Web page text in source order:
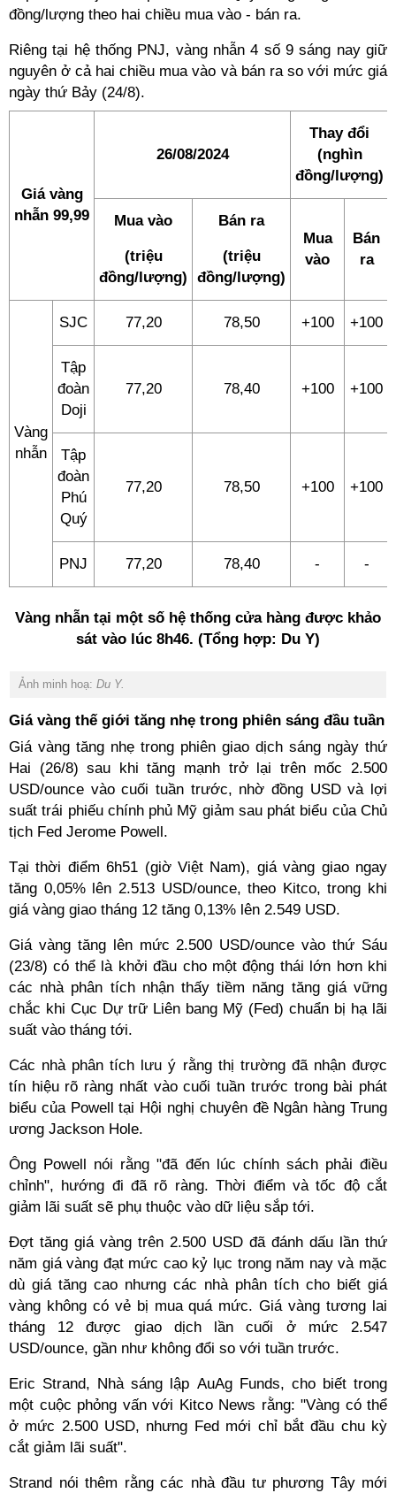
đồng/lượng theo hai chiều mua vào - bán ra.
Riêng tại hệ thống PNJ, vàng nhẫn 4 số 9 sáng nay giữ
nguyên ở cả hai chiều mua vào và bán ra so với mức giá
ngày thứ Bảy (24/8).
Giá vàng
nhẫn 99,99
26/08/2024
Thay đổi
(nghìn
đồng/lượng)
Mua vào
(triệu
đồng/lượng)
Bán ra
(triệu
đồng/lượng)
Mua
vào
Bán
ra
Vàng
nhẫn
SJC 77,20 78,50 +100 +100
Tập
đoàn
Doji
77,20 78,40 +100 +100
Tập
đoàn
Phú
Quý
77,20 78,50 +100 +100
PNJ 77,20 78,40 - -
Vàng nhẫn tại một số hệ thống cửa hàng được khảo
sát vào lúc 8h46. (Tổng hợp: Du Y)
Ảnh minh hoạ: Du Y.
Giá vàng thế giới tăng nhẹ trong phiên sáng đầu tuần
Giá vàng tăng nhẹ trong phiên giao dịch sáng ngày thứ
Hai (26/8) sau khi tăng mạnh trở lại trên mốc 2.500
USD/ounce vào cuối tuần trước, nhờ đồng USD và lợi
suất trái phiếu chính phủ Mỹ giảm sau phát biểu của Chủ
tịch Fed Jerome Powell.
Tại thời điểm 6h51 (giờ Việt Nam), giá vàng giao ngay
tăng 0,05% lên 2.513 USD/ounce, theo Kitco, trong khi
giá vàng giao tháng 12 tăng 0,13% lên 2.549 USD.
Giá vàng tăng lên mức 2.500 USD/ounce vào thứ Sáu
(23/8) có thể là khởi đầu cho một động thái lớn hơn khi
các nhà phân tích nhận thấy tiềm năng tăng giá vững
chắc khi Cục Dự trữ Liên bang Mỹ (Fed) chuẩn bị hạ lãi
suất vào tháng tới.
Các nhà phân tích lưu ý rằng thị trường đã nhận được
tín hiệu rõ ràng nhất vào cuối tuần trước trong bài phát
biểu của Powell tại Hội nghị chuyên đề Ngân hàng Trung
ương Jackson Hole.
Ông Powell nói rằng "đã đến lúc chính sách phải điều
chỉnh", hướng đi đã rõ ràng. Thời điểm và tốc độ cắt
giảm lãi suất sẽ phụ thuộc vào dữ liệu sắp tới.
Đợt tăng giá vàng trên 2.500 USD đã đánh dấu lần thứ
năm giá vàng đạt mức cao kỷ lục trong năm nay và mặc
dù giá tăng cao nhưng các nhà phân tích cho biết giá
vàng không có vẻ bị mua quá mức. Giá vàng tương lai
tháng 12 được giao dịch lần cuối ở mức 2.547
USD/ounce, gần như không đổi so với tuần trước.
Eric Strand, Nhà sáng lập AuAg Funds, cho biết trong
một cuộc phỏng vấn với Kitco News rằng: "Vàng có thể
ở mức 2.500 USD, nhưng Fed mới chỉ bắt đầu chu kỳ
cắt giảm lãi suất".
Strand nói thêm rằng các nhà đầu tư phương Tây mới